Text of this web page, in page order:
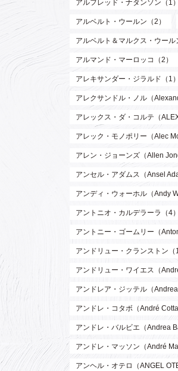
アルフレッド・ナタンソン（1）
アルベルト・ウールン（2）
アルベルト＆マルクス・ウー
アルマンド・マーロッコ（2）
アレキサンダー・ジラルド（1）
アレクサンドル・ノル（
アレックス・ダ・コルテ（
アレック・モノポリー（Alec
アレン・ジョーンズ（Allen
アンセル・アダムス（Ansel
アンディ・ウォーホル（Andy
アントニオ・カルデラーラ（4）
アントニー・ゴームリー（
アンドリュー・クランストン（1
アンドリュー・ワイエス（
アンドレア・ジッテル（Andrea
アンドレ・コタボ（André
アンドレ・バルビエ（Andrea
アンドレ・マッソン（André
アンヘル・オテロ（ANGEL